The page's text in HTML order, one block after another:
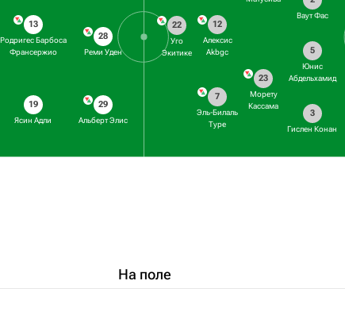
13
Родригес Барбоса
Франсержио
19
Ясин Адли
28
Реми Уден
29
Альберт Элис
Ваут Фас
5
Юнис
Абдельхамид
3
Гислен Конан
23
Морету
Кассама
12
Алексис
Akbgc
7
Эль-Билаль
Туре
22
Уго
Экитике
На поле